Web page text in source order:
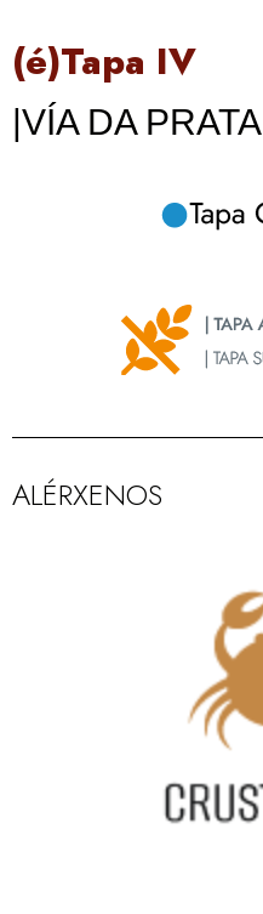
(é)Tapa IV
|VÍA DA PRATA
ALÉRXENOS